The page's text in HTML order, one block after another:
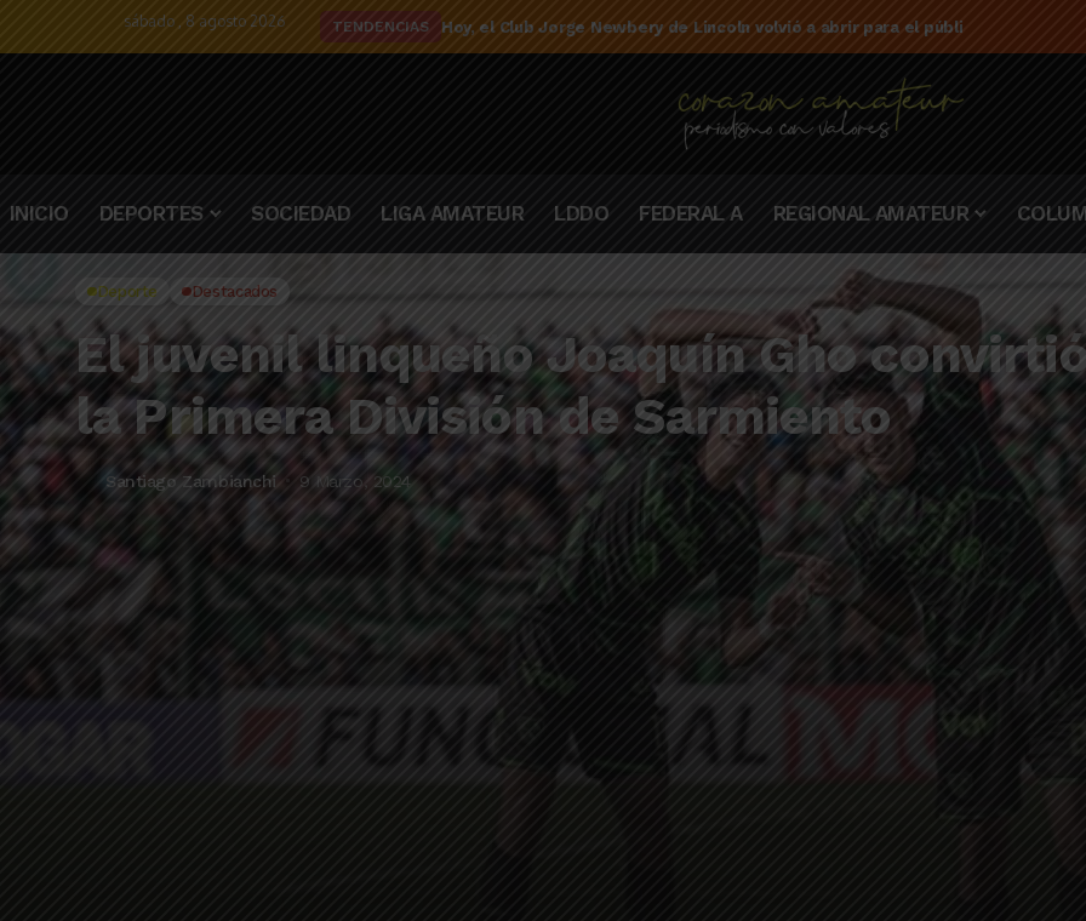
sábado , 8 agosto 2026 TENDENCIAS El detalle de la campaña de El Linqueño en el torneo Federal A 2025/2026
INICIO DEPORTES SOCIEDAD LIGA AMATEUR LDDO FEDERAL A REGIONAL AMATEUR
Deporte Destacados
El juvenil linqueño Joaquín Gho
la Primera División de Sarmiento
Santiago Zambianchi 9 Marzo, 2024